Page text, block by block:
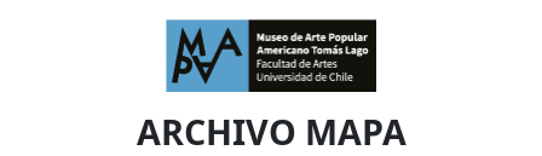
Skip to main content
ARCHIVO MAPA